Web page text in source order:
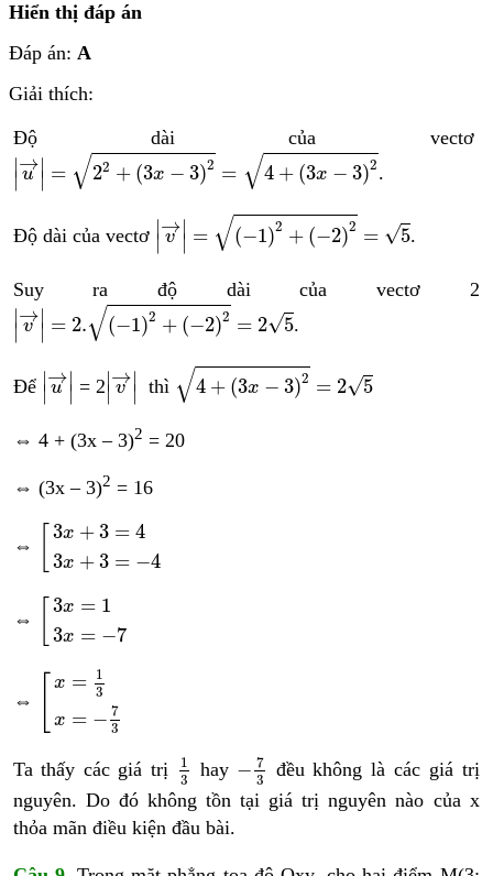
Hiển thị đáp án
Đáp án: A
Giải thích:
Độ dài của vectơ
∣
∣
→
u ∣
∣ = √22 + (3x − 3)2 = √4 + (3x − 3)2
u→ +3x−32=4+3x−
.
Độ dài của vectơ ∣
∣
→
v ∣
∣ = √(−1)2 + (−2)2 = √5
v → 2+−22=5
.
Suy ra độ dài của vectơ 2
∣
∣
→
v ∣
∣ = 2.√(−1)2 + (−2)2 = 2√5
v→ 12+−22=25
.
Để ∣
∣
→
u ∣
∣
u →
= 2∣
∣
→
v ∣
∣
v →
thì √4 + (3x − 3)2 = 2√5
+3x−32=25
⇔ 4 + (3x – 3)2 = 20
⇔ (3x – 3)2 = 16
⇔
3x +3 = 4
3x +3 = −4
3x+ = 43 +3
⇔
3x = 1
3x = −7
3x= x=
⇔
x = 1
3
x = − 7
3
x= =
Ta thấy các giá trị
1
3
1
hay − 7
3
73
đều không là các giá trị
nguyên. Do đó không tồn tại giá trị nguyên nào của x
thỏa mãn điều kiện đầu bài.